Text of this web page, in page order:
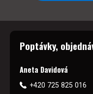
Poptávky,
Aneta Davidová
+420 725 825 016